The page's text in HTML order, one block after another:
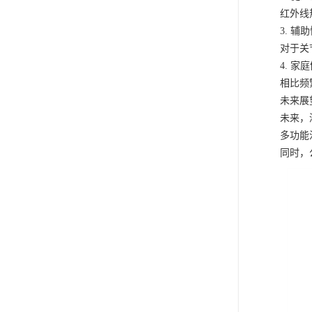
红外线
3. 辅
对于关
4. 家
相比频
未来展
未来，
多功能
同时